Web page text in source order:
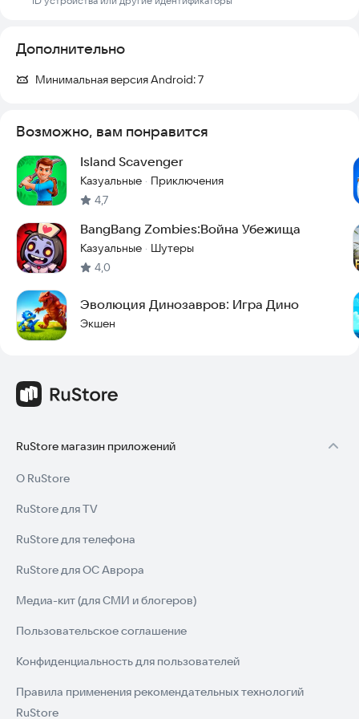
Дополнительно
Минимальная версия Android:7
Возможно, вам понравится
Island Scavenger
Казуальные · Приключения
4,7
BangBang Zombies:Война Убежища
Казуальные · Шутеры
4,0
Эволюция Динозавров: Игра Дино
Экшен
RuStore магазин приложений
О RuStore
RuStore для TV
RuStore для телефона
RuStore для ОС Аврора
Медиа-кит (для СМИ и блогеров)
Пользовательское соглашение
Конфиденциальность для пользователей
Правила применения рекомендательных технологий
RuStore